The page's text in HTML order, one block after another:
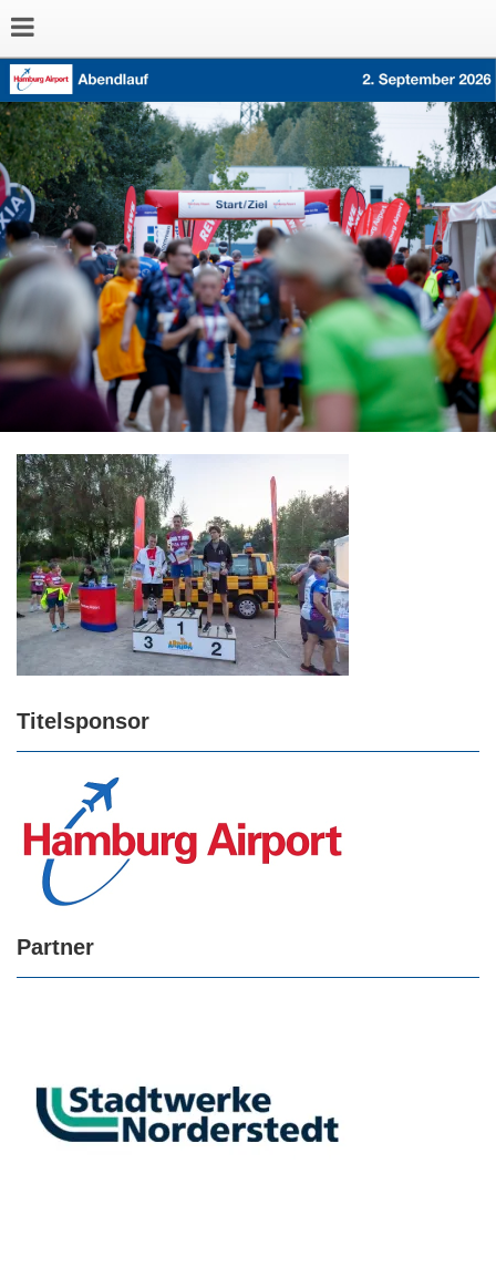
Titelsponsor
Partner